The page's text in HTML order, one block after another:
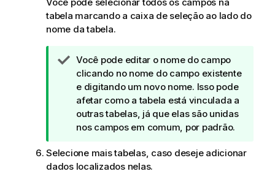
tabela marcando a caixa de seleção ao lado do
nome da tabela.
N
o
t
a
d
e
i
c
Você pode editar o nome do campo
clicando no nome do campo existente
e digitando um novo nome. Isso pode
afetar como a tabela está vinculada a
outras tabelas, já que elas são unidas
nos campos em comum, por padrão.
Selecione mais tabelas, caso deseje adicionar
dados localizados nelas.